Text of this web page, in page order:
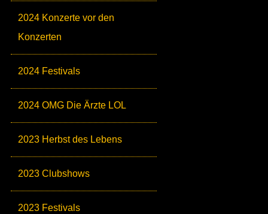
2024 Konzerte vor den
Konzerten
2024 Festivals
2024 OMG Die Ärzte LOL
2023 Herbst des Lebens
2023 Clubshows
2023 Festivals